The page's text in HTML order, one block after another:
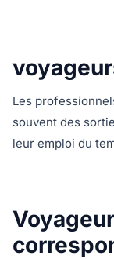
Les
souvent des
leur emploi du